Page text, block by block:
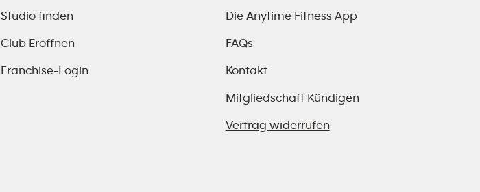
Studio finden
Club Eröffnen
Franchise-Login
Die Anytime Fitness App
FAQs
Kontakt
Mitgliedschaft Kündigen
Vertrag widerrufen